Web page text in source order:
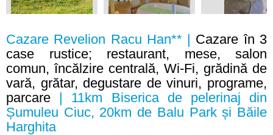
Cazare Revelion Racu Han** | Cazare în 3
case rustice; restaurant, mese, salon
comun, încălzire centrală, Wi-Fi, grădină de
vară, grătar, degustare de vinuri, programe,
parcare | 11km Biserica de pelerinaj din
Șumuleu Ciuc, 20km de Balu Park și Băile
Harghita